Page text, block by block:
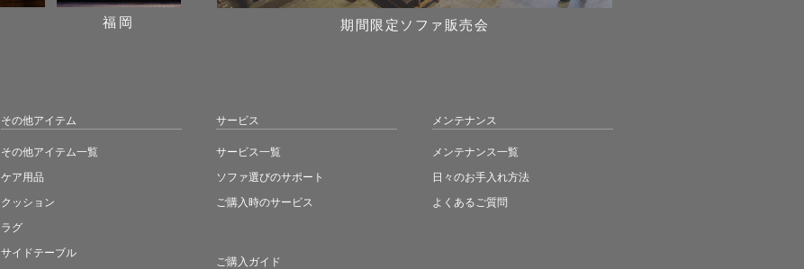
福岡 期間限定ソファ販売会
その他アイテム
その他アイテム一覧
ケア用品
クッション
ラグ
サイドテーブル
サービス
サービス一覧
ソファ選びのサポート
ご購入時のサービス
ご購入ガイド
メンテナンス
メンテナンス一覧
日々のお手入れ方法
よくあるご質問